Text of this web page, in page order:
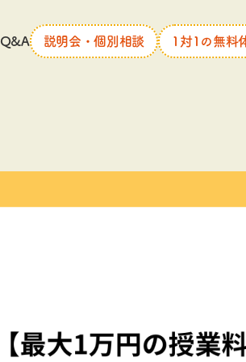
Q&A 説明会・個別相談 1対1の無料